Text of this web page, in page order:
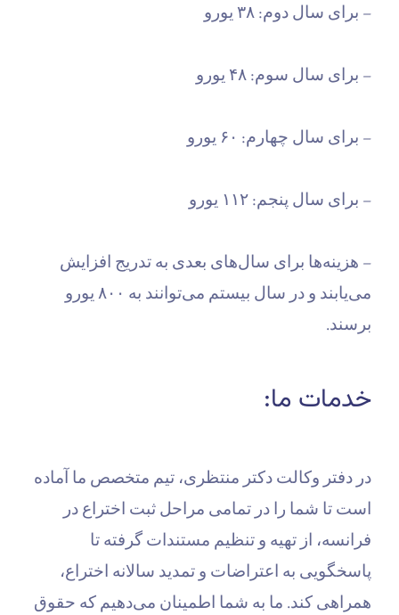
– برای سال دوم: ۳۸ یورو
– برای سال سوم: ۴۸ یورو
– برای سال چهارم: ۶۰ یورو
– برای سال پنجم: ۱۱۲ یورو
– هزینه‌ها برای سال‌های بعدی به تدریج افزایش
می‌یابند و در سال بیستم می‌توانند به ۸۰۰ یورو
برسند.
خدمات ما:
در دفتر وکالت دکتر منتظری، تیم متخصص ما آماده
است تا شما را در تمامی مراحل ثبت اختراع در
فرانسه، از تهیه و تنظیم مستندات گرفته تا
پاسخگویی به اعتراضات و تمدید سالانه اختراع،
همراهی کند. ما به شما اطمینان می‌دهیم که حقوق